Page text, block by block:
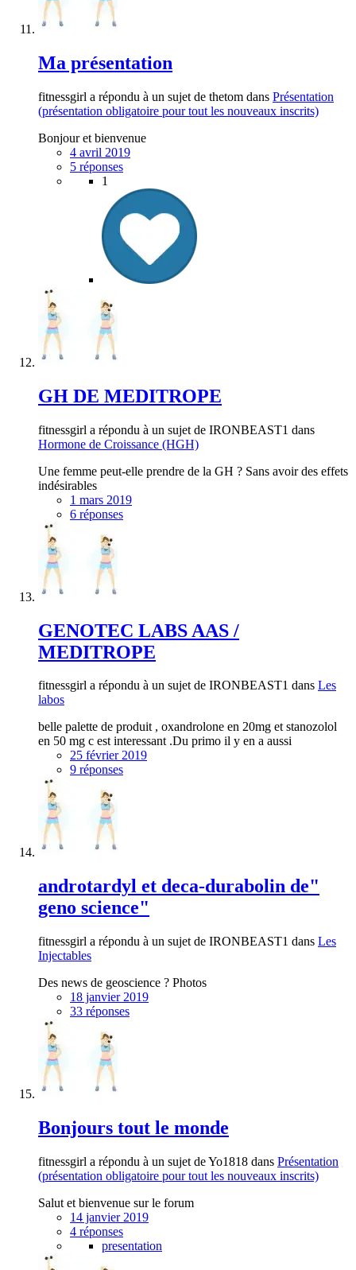
Ma présentation
fitnessgirl a répondu à un sujet de thetom dans Présentation
(présentation obligatoire pour tout les nouveaux inscrits)
Bonjour et bienvenue
4 avril 2019
5 réponses
1
GH DE MEDITROPE
fitnessgirl a répondu à un sujet de IRONBEAST1 dans
Hormone de Croissance (HGH)
Une femme peut-elle prendre de la GH ? Sans avoir des effets
indésirables
1 mars 2019
6 réponses
GENOTEC LABS AAS /
MEDITROPE
fitnessgirl a répondu à un sujet de IRONBEAST1 dans Les
labos
belle palette de produit , oxandrolone en 20mg et stanozolol
en 50 mg c est interessant .Du primo il y en a aussi
25 février 2019
9 réponses
androtardyl et deca-durabolin de"
geno science"
fitnessgirl a répondu à un sujet de IRONBEAST1 dans Les
Injectables
Des news de geoscience ? Photos
18 janvier 2019
33 réponses
Bonjours tout le monde
fitnessgirl a répondu à un sujet de Yo1818 dans Présentation
(présentation obligatoire pour tout les nouveaux inscrits)
Salut et bienvenue sur le forum
14 janvier 2019
4 réponses
presentation